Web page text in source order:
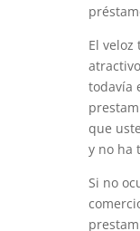
El
todavía
que
y no ha
Si no